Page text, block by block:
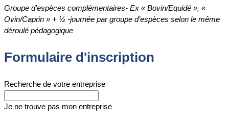
Groupe d’espèces complémentaires- Ex « Bovin/Equidé », «
Ovin/Caprin » + ½ -journée par groupe d’espèces selon le même
déroulé pédagogique
Formulaire d'inscription
Recherche de votre entreprise
Je ne trouve pas mon entreprise